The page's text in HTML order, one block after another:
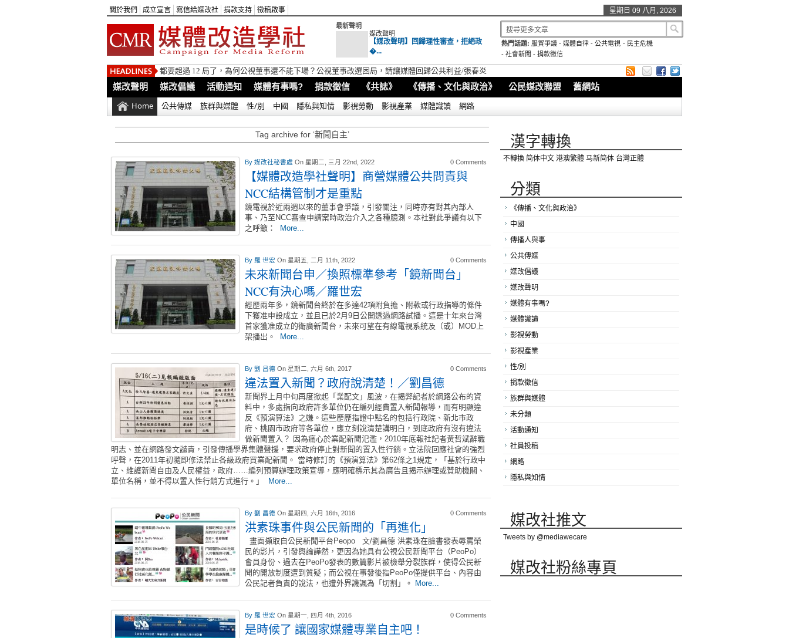
關於我們 成立宣言 寫信給媒改社 捐款支持 徵稿啟事 星期日 09 八月, 2026
最新聲明
媒改聲明
【媒改聲明】回歸理性審查，拒絕政
�...
熱門話題: 服貿爭議 -媒體自律 -公共電視 - 民主危機
- 社會新聞 - 捐款徵信
都要超過 12 局了，為何公視董事還不能下場？公視董事改選困局，請讓媒體回歸公共利益/張春炎
媒改聲明 媒改倡議 活動通知 媒體有事嗎? 捐款徵信 《共誌》 《傳播、文化與政治》 公民媒改聯盟 舊網站
Home 公共傳媒 族群與媒體 性/別 中國 隱私與知情 影視勞動 影視產業 媒體識讀 網路
Tag archive for ‘新聞自主’
By 媒改社秘書處 On 星期二, 三月 22nd, 2022 0 Comments
【媒體改造學社聲明】商營媒體公共問責與
NCC結構管制才是重點
鏡電視於近兩週以來的董事會爭議，引發關注，同時亦有對其內部人
事、乃至NCC審查申請案時政治介入之各種臆測。本社對此爭議有以下
之呼籲：
More...
By 羅 世宏 On 星期五, 二月 11th, 2022 0 Comments
未來新聞台申／換照標準參考「鏡新聞台」
NCC有決心嗎／羅世宏
經歷兩年多，鏡新聞台終於在多達42項附負擔、附款或行政指導的條件
下獲准申設成立，並且已於2月9日公開透過網路試播。這是十年來台灣
首家獲准成立的衛廣新聞台，未來可望在有線電視系統及（或）MOD上
架播出。
More...
By 劉 昌德 On 星期二, 六月 6th, 2017 0 Comments
違法置入新聞？政府說清楚！／劉昌德
新聞界上月中旬再度掀起「業配文」風波，在揭弊記者於網路公布的資
料中，多處指向政府許多單位仍在編列經費置入新聞報導，而有明顯違
反《預演算法》之嫌。這些歷歷指證中點名的包括行政院、新北市政
府、桃園市政府等各單位，應立刻說清楚講明白，到底政府有沒有違法
做新聞置入？ 因為痛心於業配新聞氾濫，2010年底報社記者黃哲斌辭職
明志、並在網路發文譴責，引發傳播學界集體聲援，要求政府停止對新聞的置入性行銷。立法院回應社會的強烈
呼聲，在2011年初隨即修法禁止各級政府買業配新聞。 當時修訂的《預演算法》第62條之1規定，「基於行政中
立、維護新聞自由及人民權益，政府……編列預算辦理政策宣導，應明確標示其為廣告且揭示辦理或贊助機關、
單位名稱，並不得以置入性行銷方式進行。」
More...
By 劉 昌德 On 星期四, 六月 16th, 2016 0 Comments
洪素珠事件與公民新聞的「再進化」
畫面擷取自公民新聞平台Peopo 文/劉昌德 洪素珠在臉書發表辱罵榮
民的影片，引發輿論譁然，更因為她具有公視公民新聞平台（PeoPo）
會員身份、過去在PeoPo發表的數篇影片被檢舉分裂族群，使得公民新
聞的開放制度遭到質疑；而公視在事發後指PeoPo僅提供平台、內容由
公民記者負責的說法，也遭外界譏諷為「切割」。
More...
By 羅 世宏 On 星期一, 四月 4th, 2016 0 Comments
是時候了 讓國家媒體專業自主吧！
漢字轉換
不轉換 简体中文 港澳繁體 马新简体 台灣正體
分類
《傳播、文化與政治》
中國
傳播人與事
公共傳媒
媒改倡議
媒改聲明
媒體有事嗎?
媒體識讀
影視勞動
影視產業
性/別
捐款徵信
族群與媒體
未分類
活動通知
社員投稿
網路
隱私與知情
媒改社推文
Tweets by @mediawecare
媒改社粉絲專頁